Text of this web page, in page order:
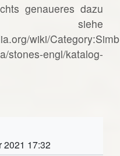
genaueres dazu
siehe
wiki/
stones-engl/katalog-
2021 17:32